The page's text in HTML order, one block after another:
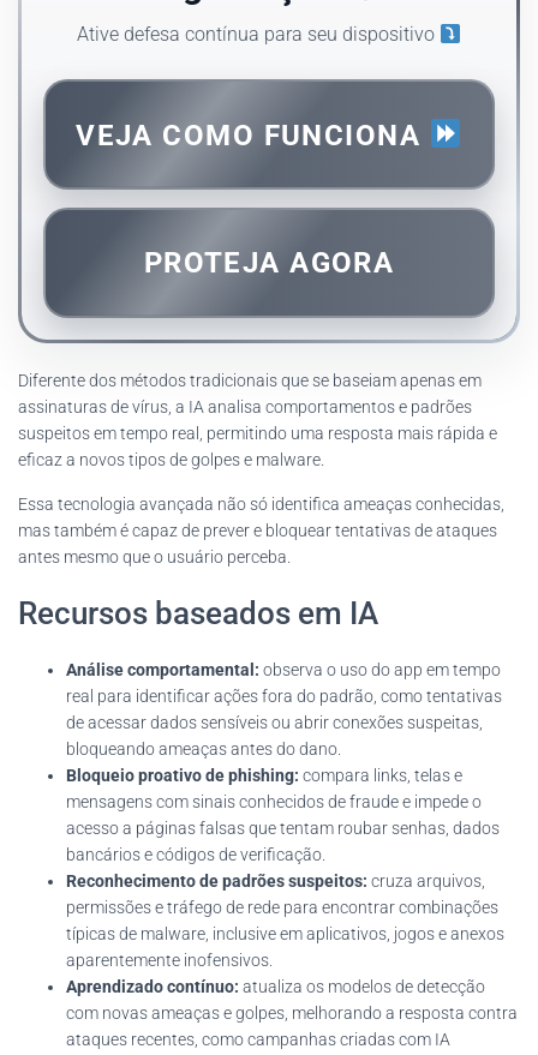
Ative defesa contínua para seu dispositivo
VEJA COMO FUNCIONA
PROTEJA AGORA
Diferente dos métodos tradicionais que se baseiam apenas em
assinaturas de vírus, a IA analisa comportamentos e padrões
suspeitos em tempo real, permitindo uma resposta mais rápida e
eficaz a novos tipos de golpes e malware.
Essa tecnologia avançada não só identifica ameaças conhecidas,
mas também é capaz de prever e bloquear tentativas de ataques
antes mesmo que o usuário perceba.
Recursos baseados em IA
Análise comportamental: observa o uso do app em tempo
real para identificar ações fora do padrão, como tentativas
de acessar dados sensíveis ou abrir conexões suspeitas,
bloqueando ameaças antes do dano.
Bloqueio proativo de phishing: compara links, telas e
mensagens com sinais conhecidos de fraude e impede o
acesso a páginas falsas que tentam roubar senhas, dados
bancários e códigos de verificação.
Reconhecimento de padrões suspeitos: cruza arquivos,
permissões e tráfego de rede para encontrar combinações
típicas de malware, inclusive em aplicativos, jogos e anexos
aparentemente inofensivos.
Aprendizado contínuo: atualiza os modelos de detecção
com novas ameaças e golpes, melhorando a resposta contra
ataques recentes, como campanhas criadas com IA